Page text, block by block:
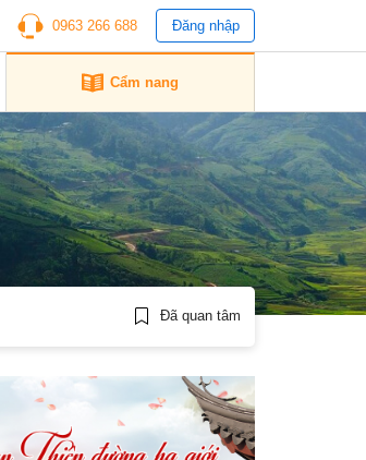
0963 266 688 Đăng nhập
Cẩm nang
Đã quan tâm